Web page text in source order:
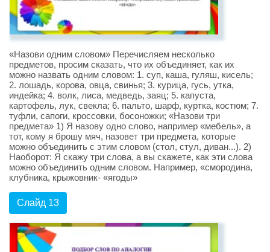
«Назови одним словом» Перечисляем несколько
предметов, просим сказать, что их объединяет, как их
можно назвать одним словом: 1. суп, каша, гуляш, кисель;
2. лошадь, корова, овца, свинья; 3. курица, гусь, утка,
индейка; 4. волк, лиса, медведь, заяц; 5. капуста,
картофель, лук, свекла; 6. пальто, шарф, куртка, костюм; 7.
туфли, сапоги, кроссовки, босоножки; «Назови три
предмета» 1) Я назову одно слово, например «мебель», а
тот, кому я брошу мяч, назовет три предмета, которые
можно объединить с этим словом (стол, стул, диван...). 2)
Наоборот: Я скажу три слова, а вы скажете, как эти слова
можно объединить одним словом. Например, «смородина,
клубника, крыжовник- «ягоды»
Слайд 13